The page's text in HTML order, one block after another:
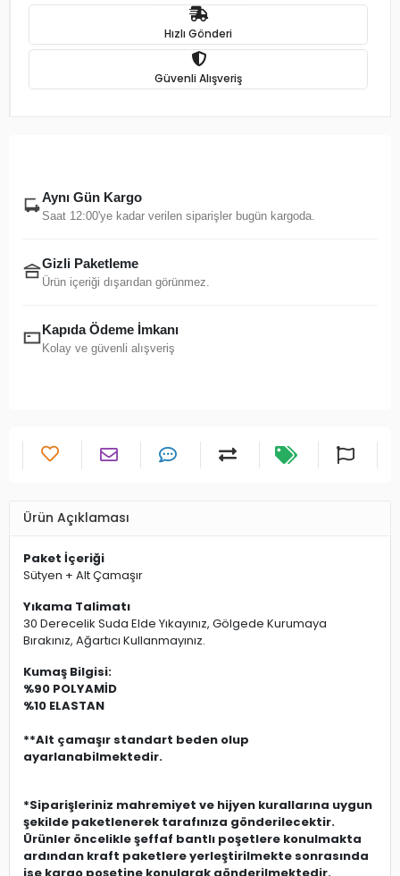
Hızlı Gönderi
Güvenli Alışveriş
Aynı Gün Kargo
Saat 12:00'ye kadar verilen siparişler bugün kargoda.
Gizli Paketleme
Ürün içeriği dışarıdan görünmez.
Kapıda Ödeme İmkanı
Kolay ve güvenli alışveriş
Ürün Açıklaması
Paket İçeriği
Sütyen + Alt Çamaşır
Yıkama Talimatı
30 Derecelik Suda Elde Yıkayınız, Gölgede Kurumaya
Bırakınız, Ağartıcı Kullanmayınız.
Kumaş Bilgisi:
%90 POLYAMİD
%10 ELASTAN
**Alt çamaşır standart beden olup
ayarlanabilmektedir.
*Siparişleriniz mahremiyet ve hijyen kurallarına uygun
şekilde paketlenerek tarafınıza gönderilecektir.
Ürünler öncelikle şeffaf bantlı poşetlere konulmakta
ardından kraft paketlere yerleştirilmekte sonrasında
ise kargo poşetine konularak gönderilmektedir.